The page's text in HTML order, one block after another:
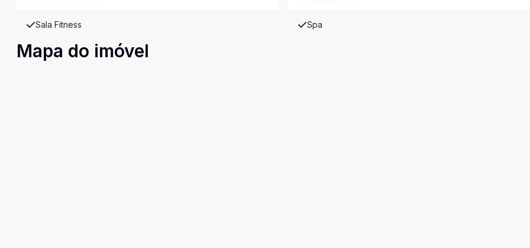
Sala Fitness Spa
Mapa do imóvel